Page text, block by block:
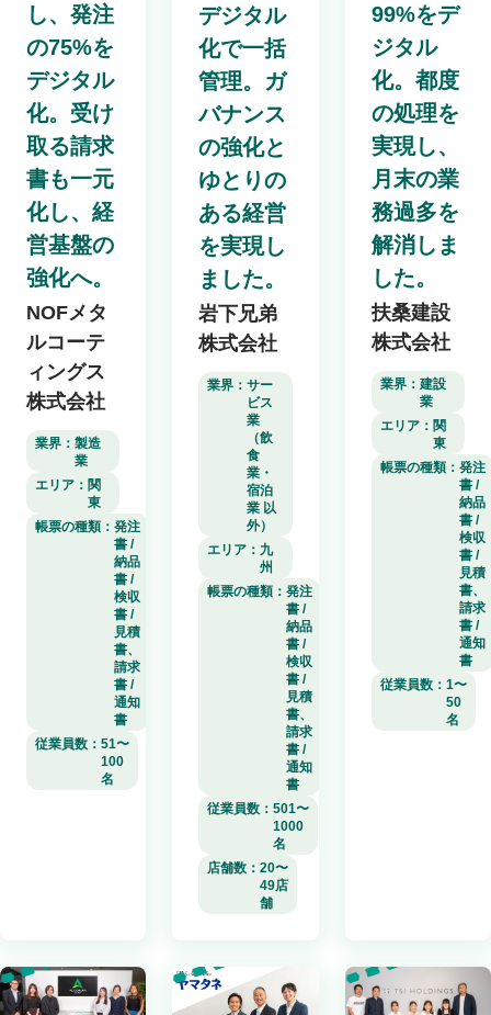
し、発注
の75%を
デジタル
化。受け
取る請求
書も一元
化し、経
営基盤の
強化へ。
NOFメタ
ルコーテ
ィングス
株式会社
業界： 製造
業
エリア： 関
東
帳票の種類： 発注
書 /
納品
書 /
検収
書 /
見積
書、
請求
書 /
通知
書
従業員数： 51〜
100
名
デジタル
化で一括
管理。ガ
バナンス
の強化と
ゆとりの
ある経営
を実現し
ました。
岩下兄弟
株式会社
業界：サー
ビス
業
（飲
食
業・
宿泊
業 以
外）
エリア： 九
州
帳票の種類：発注
書 /
納品
書 /
検収
書 /
見積
書、
請求
書 /
通知
書
従業員数：501〜
1000
名
店舗数：20〜
49店
舗
99%をデ
ジタル
化。都度
の処理を
実現し、
月末の業
務過多を
解消しま
した。
扶桑建設
株式会社
業界： 建設
業
エリア： 関
東
帳票の種類： 発注
書 /
納品
書 /
検収
書 /
見積
書、
請求
書 /
通知
書
従業員数： 1〜
50
名